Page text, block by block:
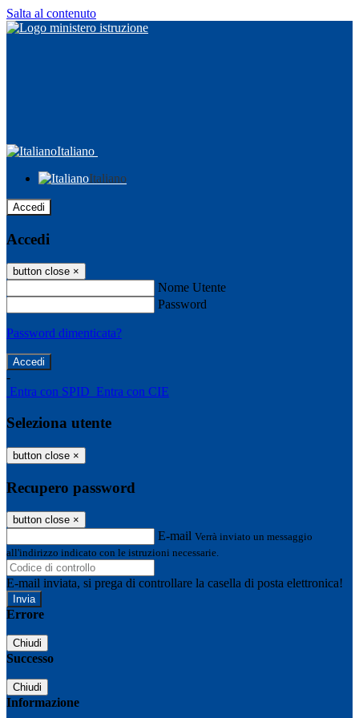
Salta al contenuto
Italiano
Italiano
Accedi
Accedi
button close ×
Nome Utente
Password
Password dimenticata?
-
Entra con SPID Entra con CIE
Seleziona utente
button close ×
Recupero password
button close ×
E-mail Verrà inviato un messaggio
all'indirizzo indicato con le istruzioni necessarie.
E-mail inviata, si prega di controllare la casella di posta elettronica!
Errore
Chiudi
Successo
Chiudi
Informazione